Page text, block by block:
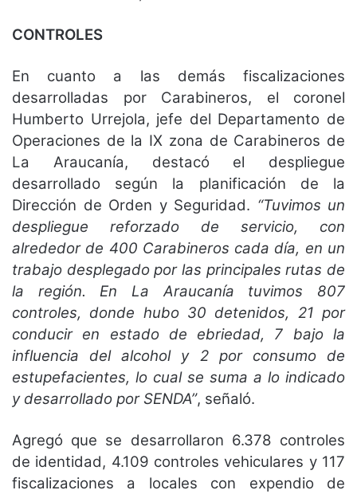
CONTROLES
En cuanto a las demás fiscalizaciones
desarrolladas por Carabineros, el coronel
Humberto Urrejola, jefe del Departamento de
Operaciones de la IX zona de Carabineros de
La Araucanía, destacó el despliegue
desarrollado según la planificación de la
Dirección de Orden y Seguridad. “Tuvimos un
despliegue reforzado de servicio, con
alrededor de 400 Carabineros cada día, en un
trabajo desplegado por las principales rutas de
la región. En La Araucanía tuvimos 807
controles, donde hubo 30 detenidos, 21 por
conducir en estado de ebriedad, 7 bajo la
influencia del alcohol y 2 por consumo de
estupefacientes, lo cual se suma a lo indicado
y desarrollado por SENDA”, señaló.
Agregó que se desarrollaron 6.378 controles
de identidad, 4.109 controles vehiculares y 117
fiscalizaciones a locales con expendio de